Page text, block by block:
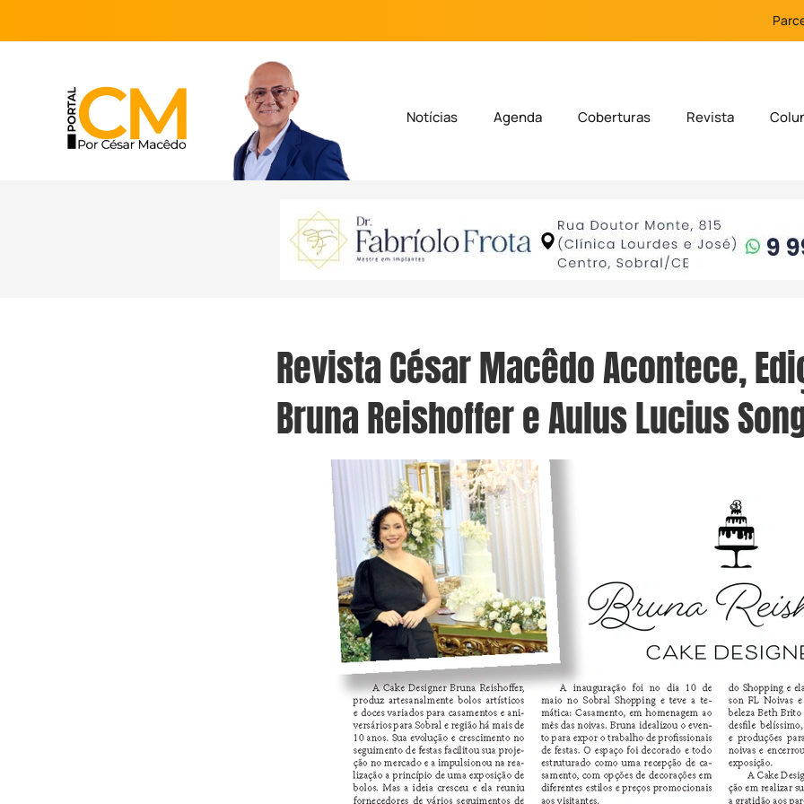
Notícias Agenda Coberturas Revista
Revista César Macêdo Acontece,
Bruna Reishoffer e Aulus Lucius